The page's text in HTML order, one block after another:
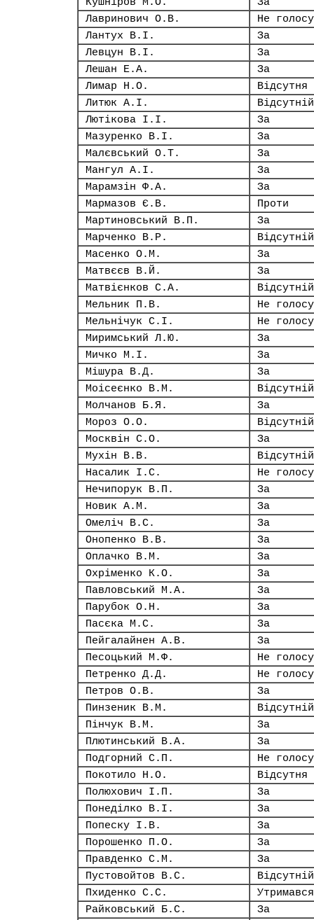
Лавринович О.В.
Не
Лантух В.І.
За
Левцун В.І.
За
Лешан Е.А.
За
Лимар Н.О.
Відсутня
Литюк А.І.
Відсутній
Лютікова І.І.
За
Мазуренко В.І.
За
Малєвський О.Т.
За
Мангул А.І.
За
Марамзін Ф.А.
За
Мармазов Є.В.
Проти
Мартиновський В.П.
За
Марченко В.Р.
Відсутній
Масенко О.М.
За
Матвєєв В.Й.
За
Матвієнков С.А.
Відсутній
Мельник П.В.
Не
Мельнічук С.І.
Не
Миримський Л.Ю.
За
Мичко М.І.
За
Мішура В.Д.
За
Моісеєнко В.М.
Відсутній
Молчанов Б.Я.
За
Мороз О.О.
Відсутній
Москвін С.О.
За
Мухін В.В.
Відсутній
Насалик І.С.
Не
Нечипорук В.П.
За
Новик А.М.
За
Омеліч В.С.
За
Онопенко В.В.
За
Оплачко В.М.
За
Охріменко К.О.
За
Павловський М.А.
За
Парубок О.Н.
За
Пасєка М.С.
За
Пейгалайнен А.В.
За
Песоцький М.Ф.
Не
Петренко Д.Д.
Не
Петров О.В.
За
Пинзеник В.М.
Відсутній
Пінчук В.М.
За
Плютинський В.А.
За
Подгорний С.П.
Не
Покотило Н.О.
Відсутня
Полюхович І.П.
За
Понеділко В.І.
За
Попеску І.В.
За
Порошенко П.О.
За
Правденко С.М.
За
Пустовойтов В.С.
Відсутній
Пхиденко С.С.
Утримався
Райковський Б.С.
За